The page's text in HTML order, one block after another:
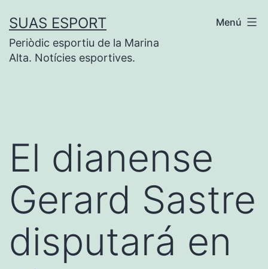
contenido
SUAS ESPORT
Periòdic esportiu de la Marina
Alta. Notícies esportives.
Menú
El dianense
Gerard Sastre
disputará en